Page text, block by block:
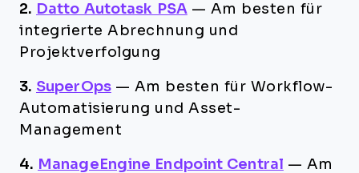
2. Datto Autotask PSA — Am besten für
integrierte Abrechnung und
Projektverfolgung
3. SuperOps — Am besten für Workflow-
Automatisierung und Asset-
Management
4. ManageEngine Endpoint Central — Am